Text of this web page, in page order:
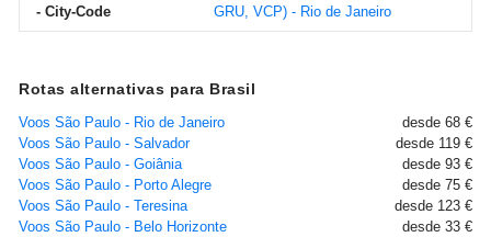
- City-Code
GRU, VCP) - Rio de Janeiro
Rotas alternativas para Brasil
Voos São Paulo - Rio de Janeiro
desde 68 €
Voos São Paulo - Salvador
desde 119 €
Voos São Paulo - Goiânia
desde 93 €
Voos São Paulo - Porto Alegre
desde 75 €
Voos São Paulo - Teresina
desde 123 €
Voos São Paulo - Belo Horizonte
desde 33 €